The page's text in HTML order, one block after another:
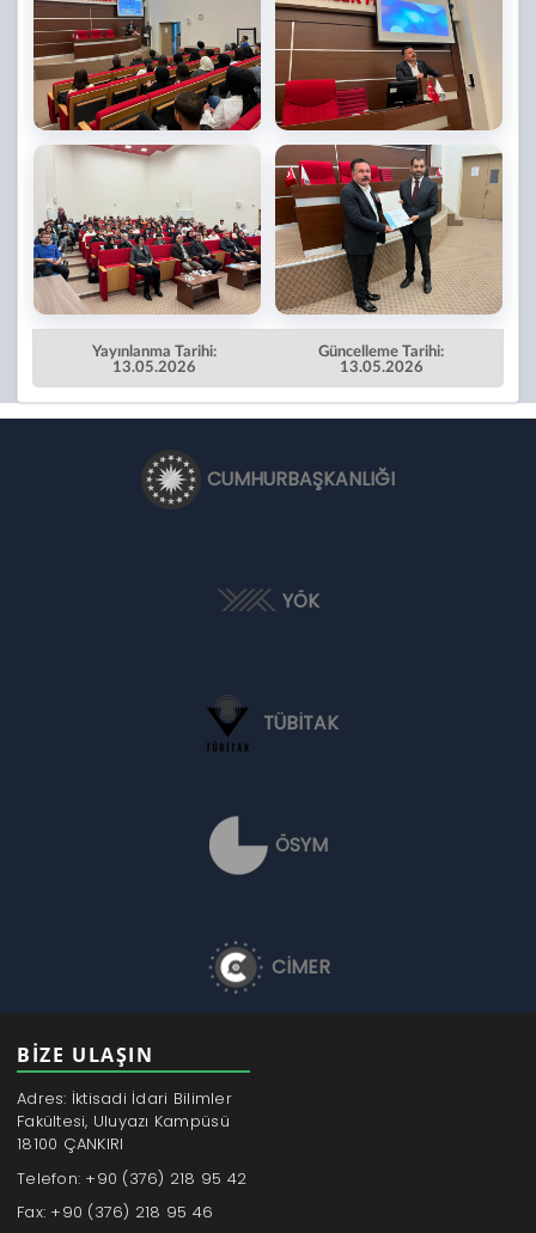
Yayınlanma Tarihi:
13.05.2026
Güncelleme Tarihi:
13.05.2026
CUMHURBAŞKANLIĞI
YÖK
TÜBİTAK
ÖSYM
CİMER
BİZE ULAŞIN
Adres: İktisadi İdari Bilimler
Fakültesi, Uluyazı Kampüsü
18100 ÇANKIRI
Telefon: +90 (376) 218 95 42
Fax: +90 (376) 218 95 46